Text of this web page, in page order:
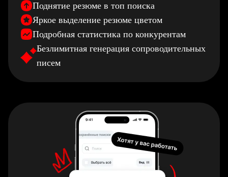
Поднятие резюме в топ поиска
Яркое выделение резюме цветом
Подробная статистика по конкурентам
Безлимитная генерация сопроводительных
писем